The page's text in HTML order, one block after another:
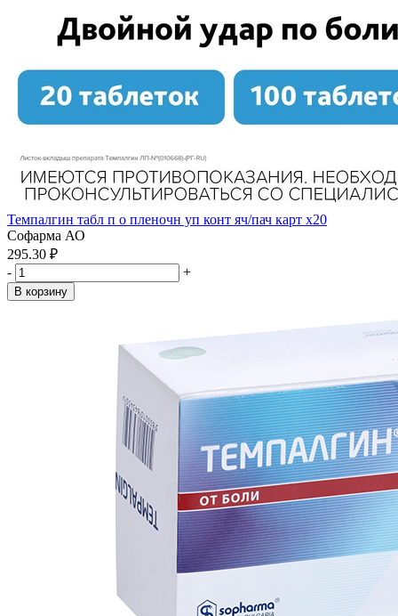
Темпалгин табл п о пленочн уп конт яч/пач карт x20
Софарма АО
295.30 ₽
-
+
В корзину